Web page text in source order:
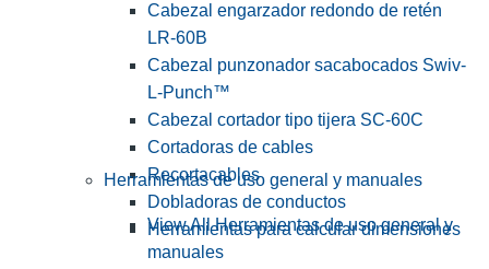
Cabezal engarzador redondo de retén
LR-60B
Cabezal punzonador sacabocados Swiv-
L-Punch™
Cabezal cortador tipo tijera SC-60C
Cortadoras de cables
Recortacables
Dobladoras de conductos
Herramientas para calcular dimensiones
Herramientas de uso general y manuales
View All Herramientas de uso general y
manuales